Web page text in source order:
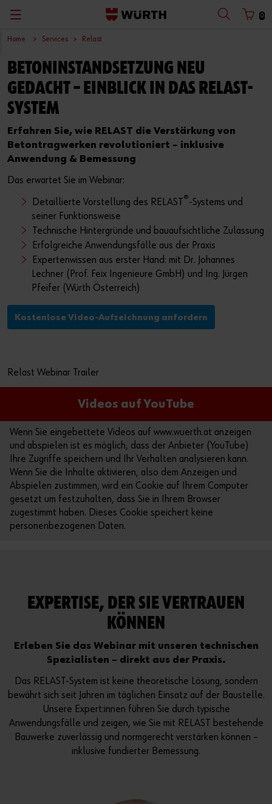
0
Zurück
mit Benutzername mit Kundennummer
Benutzername
Passwort
Passwort vergessen
Anmeldedaten merken
Anmelden
oder
Funktionen des Online-Shops nutzen.
Verkauf nur an Gewerbetreibende
Jetzt Registrieren
Zurück
Kataloge
Zurück
Konfigurieren & Finden
Planen & Bemessen
Sicher Arbeiten
Spezialistenberatung vereinbaren
Warten & Reparieren
Zurück
Abverkauf
Zurück
Arbeitssicherheit
Digitales Handwerk
Baustellen-Projektmanagement
Innenausbau
Fensterbau
Werkstattkonzepte
Der perfekte Schliff
Dübeltechnik
Zurück
Würth Shop finden
Würth Bonusheft
Leiternüberprüfung
Fallschutzset-Überprüfung
Warendepot
Scan & Go
Zurück
Baustelle optimieren
Produkte und Services
Planung und Berechnung
Nachhaltiges Bauen
Zurück
Deutsch
English
Home Services Relast
BETONINSTANDSETZUNG NEU
GEDACHT – EINBLICK IN DAS RELAST-
SYSTEM
Erfahren Sie, wie RELAST die Verstärkung von
Betontragwerken revolutioniert – inklusive
Anwendung & Bemessung
Das erwartet Sie im Webinar:
Detaillierte Vorstellung des RELAST ®-Systems und
seiner Funktionsweise
Technische Hintergründe und bauaufsichtliche Zulassung
Erfolgreiche Anwendungsfälle aus der Praxis
Expertenwissen aus erster Hand: mit Dr. Johannes
Lechner (Prof. Feix Ingenieure GmbH) und Ing. Jürgen
Pfeifer (Würth Österreich)
Kostenlose Video-Aufzeichnung anfordern
Relast Webinar Trailer
Videos auf YouTube
Wenn Sie eingebettete Videos auf www.wuerth.at anzeigen
und abspielen ist es möglich, dass der Anbieter (YouTube)
Ihre Zugriffe speichern und Ihr Verhalten analysieren kann.
Wenn Sie die Inhalte aktivieren, also dem Anzeigen und
Abspielen zustimmen, wird ein Cookie auf Ihrem Computer
gesetzt um festzuhalten, dass Sie in Ihrem Browser
zugestimmt haben. Dieses Cookie speichert keine
personenbezogenen Daten.
Alternativ können Sie auch diesen Link verwenden, um das
Video direkt auf der Plattform des Anbieters aufzurufen:
https://youtu.be/sQRhOL2k8FA
EXPERTISE, DER SIE VERTRAUEN
KÖNNEN
Erleben Sie das Webinar mit unseren technischen
Spezialisten – direkt aus der Praxis.
Das RELAST-System ist keine theoretische Lösung, sondern
bewährt sich seit Jahren im täglichen Einsatz auf der Baustelle.
Unsere Expert:innen führen Sie durch typische
Anwendungsfälle und zeigen, wie Sie mit RELAST bestehende
Bauwerke zuverlässig und normgerecht verstärken können –
inklusive fundierter Bemessung.